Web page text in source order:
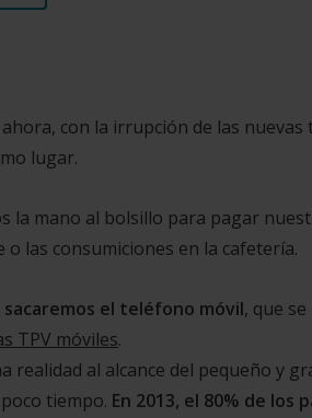
con la irrupción de las
lugar.
la mano al bolsillo para pagar
las consumiciones en la cafetería.
el teléfono móvil, que
TPV móviles.
realidad al alcance del pequeño y
tiempo. En 2013, el 80% de los